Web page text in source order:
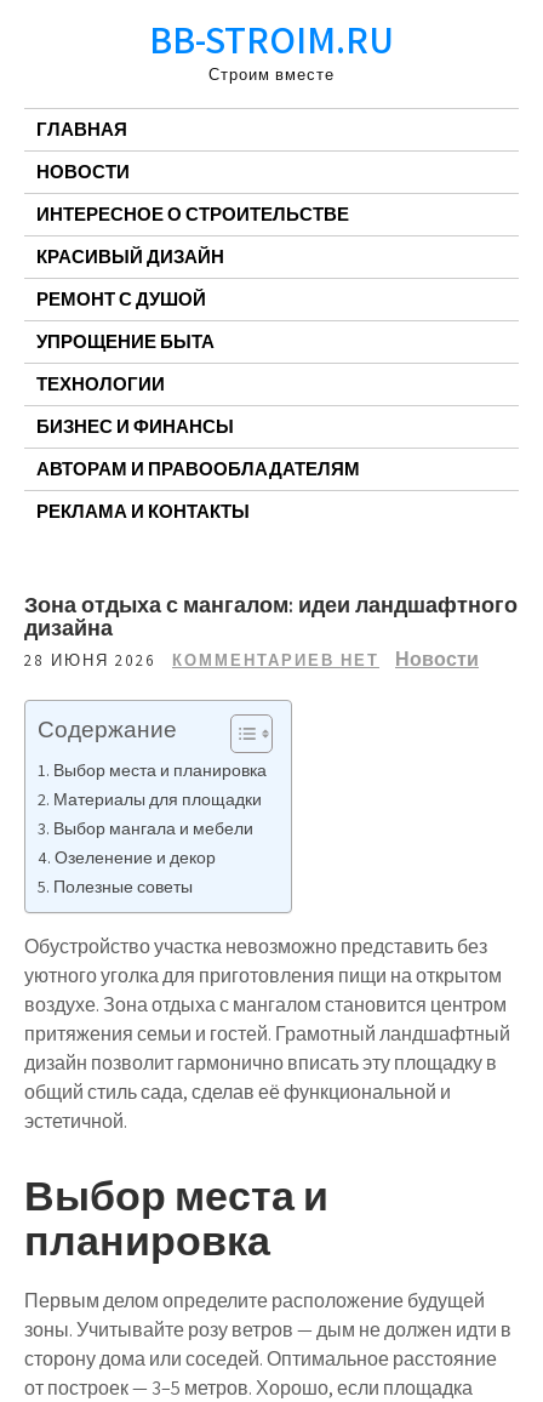
BB-STROIM.RU
Строим вместе
ГЛАВНАЯ
НОВОСТИ
ИНТЕРЕСНОЕ О СТРОИТЕЛЬСТВЕ
КРАСИВЫЙ ДИЗАЙН
РЕМОНТ С ДУШОЙ
УПРОЩЕНИЕ БЫТА
ТЕХНОЛОГИИ
БИЗНЕС И ФИНАНСЫ
АВТОРАМ И ПРАВООБЛАДАТЕЛЯМ
РЕКЛАМА И КОНТАКТЫ
Зона отдыха с мангалом: идеи ландшафтного
дизайна
28 ИЮНЯ 2026 КОММЕНТАРИЕВ НЕТ Новости
Содержание
Выбор места и планировка
Материалы для площадки
Выбор мангала и мебели
Озеленение и декор
Полезные советы
Обустройство участка невозможно представить без
уютного уголка для приготовления пищи на открытом
воздухе. Зона отдыха с мангалом становится центром
притяжения семьи и гостей. Грамотный ландшафтный
дизайн позволит гармонично вписать эту площадку в
общий стиль сада, сделав её функциональной и
эстетичной.
Выбор места и
планировка
Первым делом определите расположение будущей
зоны. Учитывайтерозу ветров— дым не должен идти в
сторону дома или соседей. Оптимальное расстояние
от построек — 3–5 метров. Хорошо, если площадка